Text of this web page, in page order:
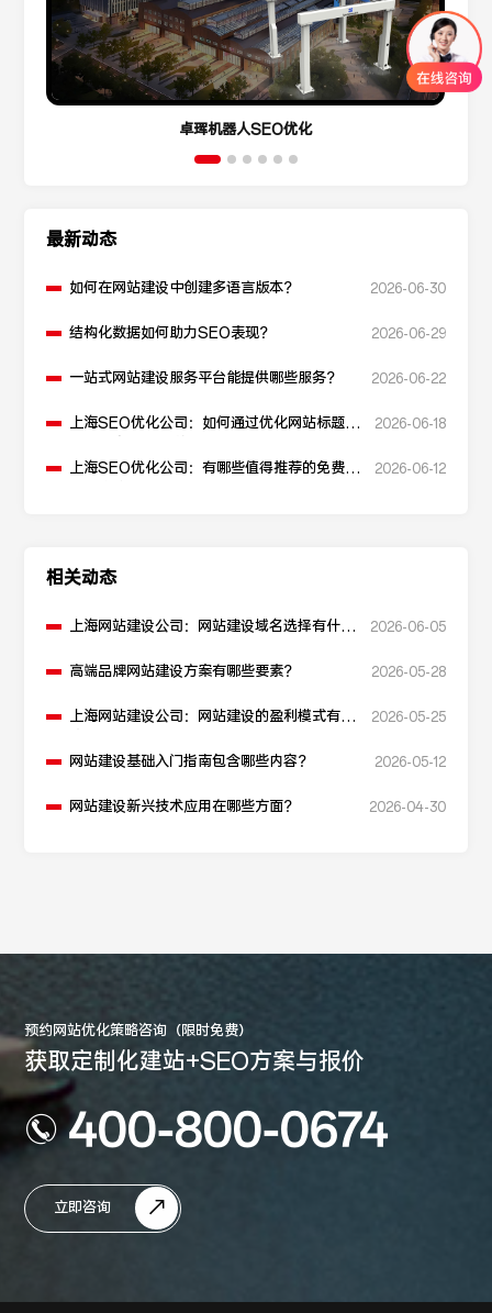
卓珲机器人SEO优化
最新动态
如何在网站建设中创建多语言版本？ 2026-06-30
结构化数据如何助力SEO表现？ 2026-06-29
一站式网站建设服务平台能提供哪些服务？ 2026-06-22
上海SEO优化公司：如何通过优化网站标题提
2026-06-18
上海SEO优化公司：有哪些值得推荐的免费
2026-06-12
相关动态
上海网站建设公司：网站建设域名选择有什么
2026-06-05
高端品牌网站建设方案有哪些要素？ 2026-05-28
上海网站建设公司：网站建设的盈利模式有哪
2026-05-25
网站建设基础入门指南包含哪些内容？ 2026-05-12
网站建设新兴技术应用在哪些方面？ 2026-04-30
预约网站优化策略咨询（限时免费）
获取定制化建站+SEO方案与报价
400-800-0674
立即咨询